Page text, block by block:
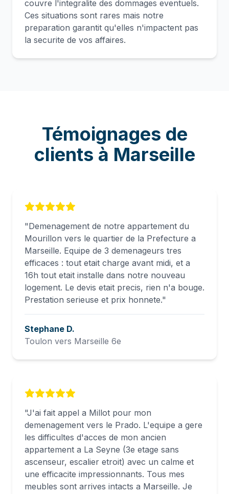
couvre l'integralite des dommages eventuels.
Ces situations sont rares mais notre
preparation garantit qu'elles n'impactent pas
la securite de vos affaires.
Témoignages de
clients à Marseille
"Demenagement de notre appartement du
Mourillon vers le quartier de la Prefecture a
Marseille. Equipe de 3 demenageurs tres
efficaces : tout etait charge avant midi, et a
16h tout etait installe dans notre nouveau
logement. Le devis etait precis, rien n'a bouge.
Prestation serieuse et prix honnete."
Stephane D.
Toulon vers Marseille 6e
"J'ai fait appel a Millot pour mon
demenagement vers le Prado. L'equipe a gere
les difficultes d'acces de mon ancien
appartement a La Seyne (3e etage sans
ascenseur, escalier etroit) avec un calme et
une efficacite impressionnants. Tous mes
meubles sont arrives intacts a Marseille. Je